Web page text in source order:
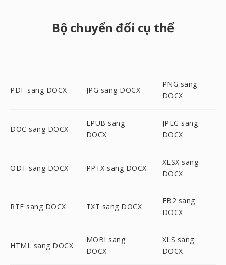
Bộ chuyển đổi cụ thể
PDF sang DOCX JPG sang DOCX
PNG sang
DOCX
DOC sang DOCX
EPUB sang
DOCX
JPEG sang
DOCX
ODT sang DOCX PPTX sang DOCX
XLSX sang
DOCX
RTF sang DOCX TXT sang DOCX
FB2 sang
DOCX
HTML sang DOCX
MOBI sang
DOCX
XLS sang
DOCX